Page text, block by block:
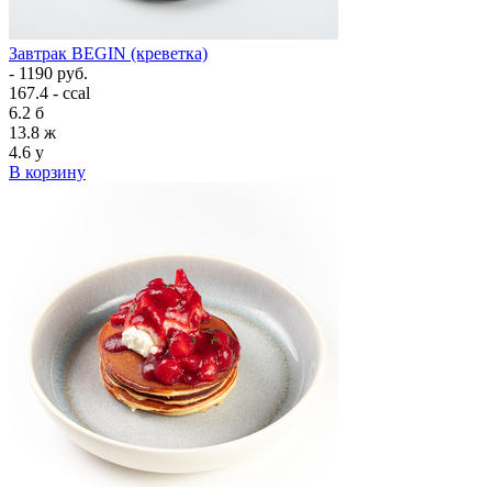
Завтрак BEGIN (креветка)
- 1190 руб.
167.4 - ccal
6.2 б
13.8 ж
4.6 у
В корзину